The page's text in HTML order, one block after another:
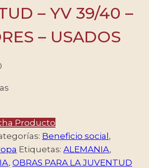
– YV 39/40 –
– USADOS
Producto
Beneficio social,
Etiquetas: ALEMANIA,
, OBRAS PARA LA JUVENTUD